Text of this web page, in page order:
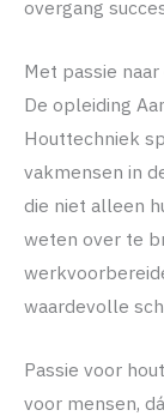
overgang
Met passie
De opleiding
Houttechniek
vakmensen in
die niet alleen
weten over te
waardevolle
Passie voor
voor mensen,